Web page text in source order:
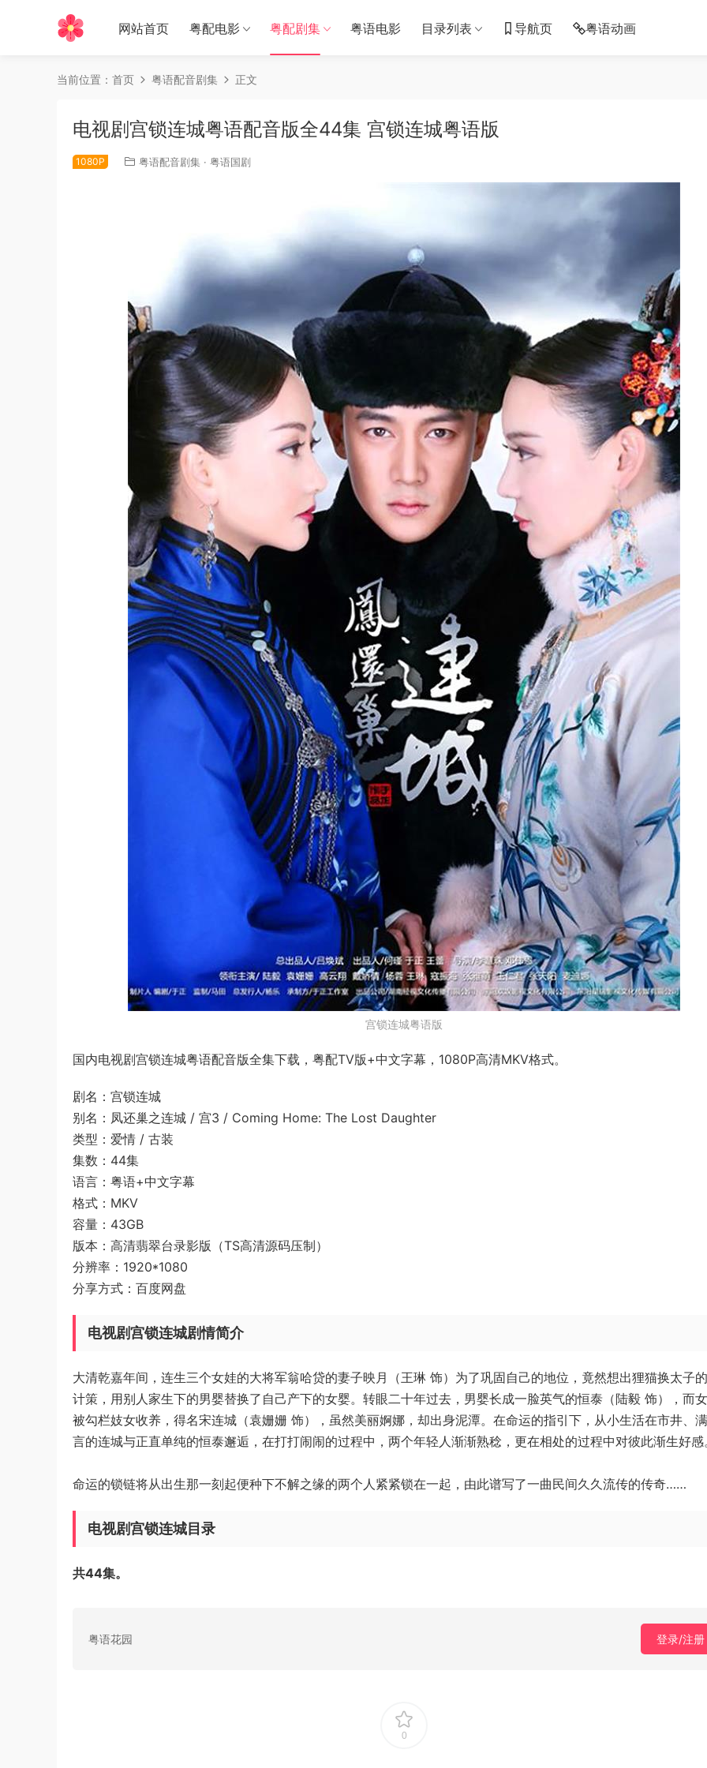
网站首页 粤配电影 粤配剧集 粤语电影 目录列表 导航页 粤语动画
当前位置： 首页 粤语配音剧集 正文
电视剧宫锁连城粤语配音版全44集 宫锁连城粤语版
1080P 粤语配音剧集 · 粤语国剧
宫锁连城粤语版
国内电视剧宫锁连城粤语配音版全集下载，粤配TV版+中文字幕，1080P高清MKV格式。
剧名：宫锁连城
别名：凤还巢之连城 / 宫3 / Coming Home: The Lost Daughter
类型：爱情 / 古装
集数：44集
语言：粤语+中文字幕
格式：MKV
容量：43GB
版本：高清翡翠台录影版（TS高清源码压制）
分辨率：1920*1080
分享方式：百度网盘
电视剧宫锁连城剧情简介
大清乾嘉年间，连生三个女娃的大将军翁哈贷的妻子映月（王琳 饰）为了巩固自己的地位，竟然想出狸猫换太子
计策，用别人家生下的男婴替换了自己产下的女婴。转眼二十年过去，男婴长成一脸英气的恒泰（陆毅 饰），而
被勾栏妓女收养，得名宋连城（袁姗姗 饰），虽然美丽婀娜，却出身泥潭。在命运的指引下，从小生活在市井、
言的连城与正直单纯的恒泰邂逅，在打打闹闹的过程中，两个年轻人渐渐熟稔，更在相处的过程中对彼此渐生好感
命运的锁链将从出生那一刻起便种下不解之缘的两个人紧紧锁在一起，由此谱写了一曲民间久久流传的传奇……
电视剧宫锁连城目录
共44集。
粤语花园 登录/注册
0